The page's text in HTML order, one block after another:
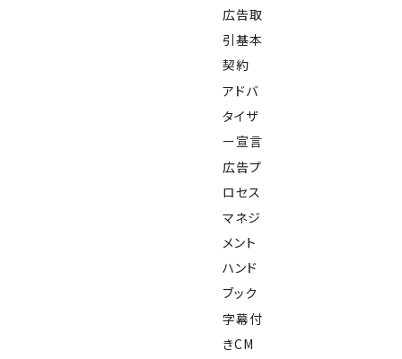
広告取
引基本
契約
アドバ
タイザ
ー宣言
広告プ
ロセス
マネジ
メント
ハンド
ブック
字幕付
きCM